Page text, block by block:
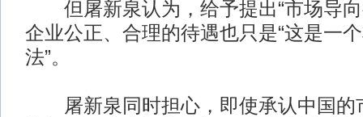
但屠新泉认为，给予提出“市场导向
企业公正、合理的待遇也只是“这是一
法”。
屠新泉同时担心，即使承认中国的